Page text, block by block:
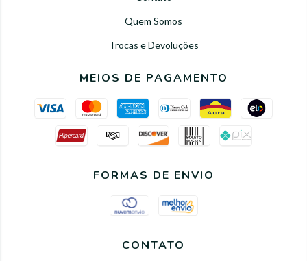
Quem Somos
Trocas e Devoluções
MEIOS DE PAGAMENTO
FORMAS DE ENVIO
CONTATO